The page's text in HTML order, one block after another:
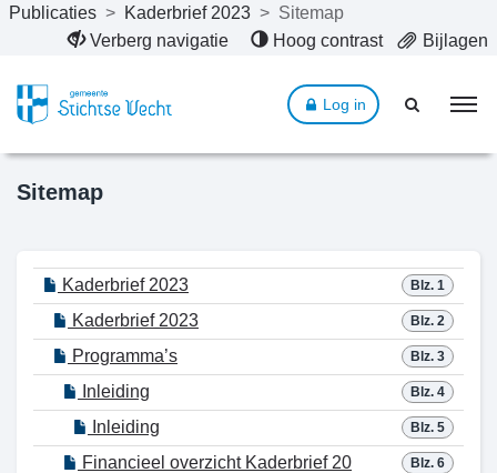
Naar hoofdinhoud
Publicaties > Kaderbrief 2023 > Sitemap
Verberg navigatie
Hoog contrast Bijlagen
Log in
Sitemap
Blz. 1
Kaderbrief 2023
Blz. 2
Kaderbrief 2023
Blz. 3
Programma’s
Blz. 4
Inleiding
Blz. 5
Inleiding
Blz. 6
Financieel overzicht Kaderbrief 20